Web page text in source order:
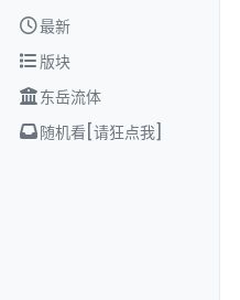
Skip to content
最新
版块
东岳流体
随机看[请狂点我]